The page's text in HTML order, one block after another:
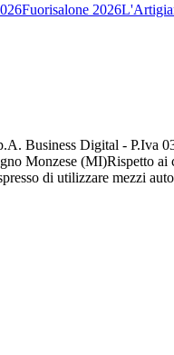
Fuorisalone 2026
Business Digital - P.Iva
Monzese (MI)Rispetto ai
di utilizzare mezzi